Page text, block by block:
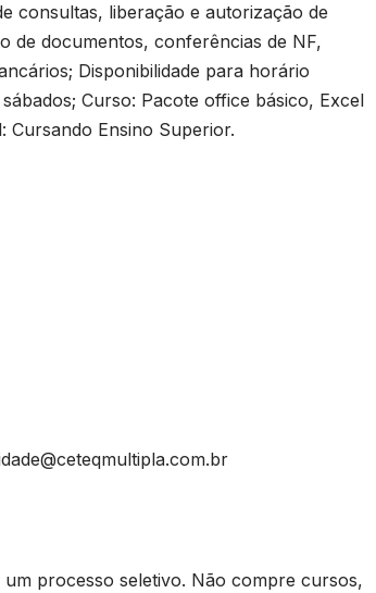
consultas, liberação e autorização de
de documentos, conferências de NF,
Disponibilidade para horário
Curso: Pacote office básico, Excel
Cursando Ensino Superior.
processo seletivo. Não compre cursos,